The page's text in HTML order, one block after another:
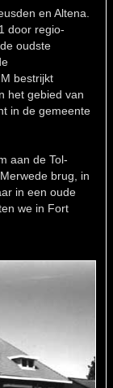
en Altena.
door regio-
oudste
bestrijkt
het gebied van
in de gemeente
aan de Tol-
brug, in
in een oude
we in Fort